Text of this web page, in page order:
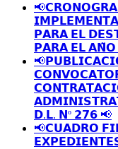
𝗣𝗔𝗥𝗔 𝗘𝗟
𝗣𝗔𝗥𝗔 𝗘𝗟 𝗔𝗡̃𝗢
𝗗.𝗟. 𝗡º 𝟮𝟳𝟲 📢
📢𝗖𝗨𝗔𝗗𝗥𝗢